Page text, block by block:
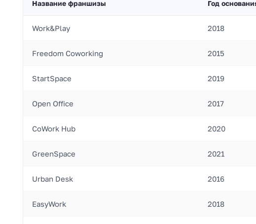
Название франшизы Год
Work&Play 2018
Freedom Coworking 2015
StartSpace 2019
Open Office 2017
CoWork Hub 2020
GreenSpace 2021
Urban Desk 2016
EasyWork 2018